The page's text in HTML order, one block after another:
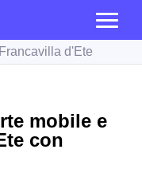
Francavilla d'Ete